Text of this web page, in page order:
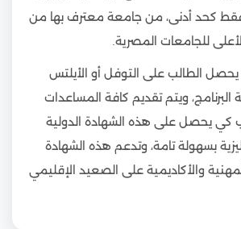
كحد أدنى، من جامعة معترف بها من
للجامعات المصرية.
الطالب على التوفل أو الأيلتس
البرنامج، ويتم تقديم كافة المساعدات
كي يحصل على هذه الشهادة الدولية
بسهولة تامة، وتدعم هذه الشهادة
والأكاديمية على الصعيد الإقليمي